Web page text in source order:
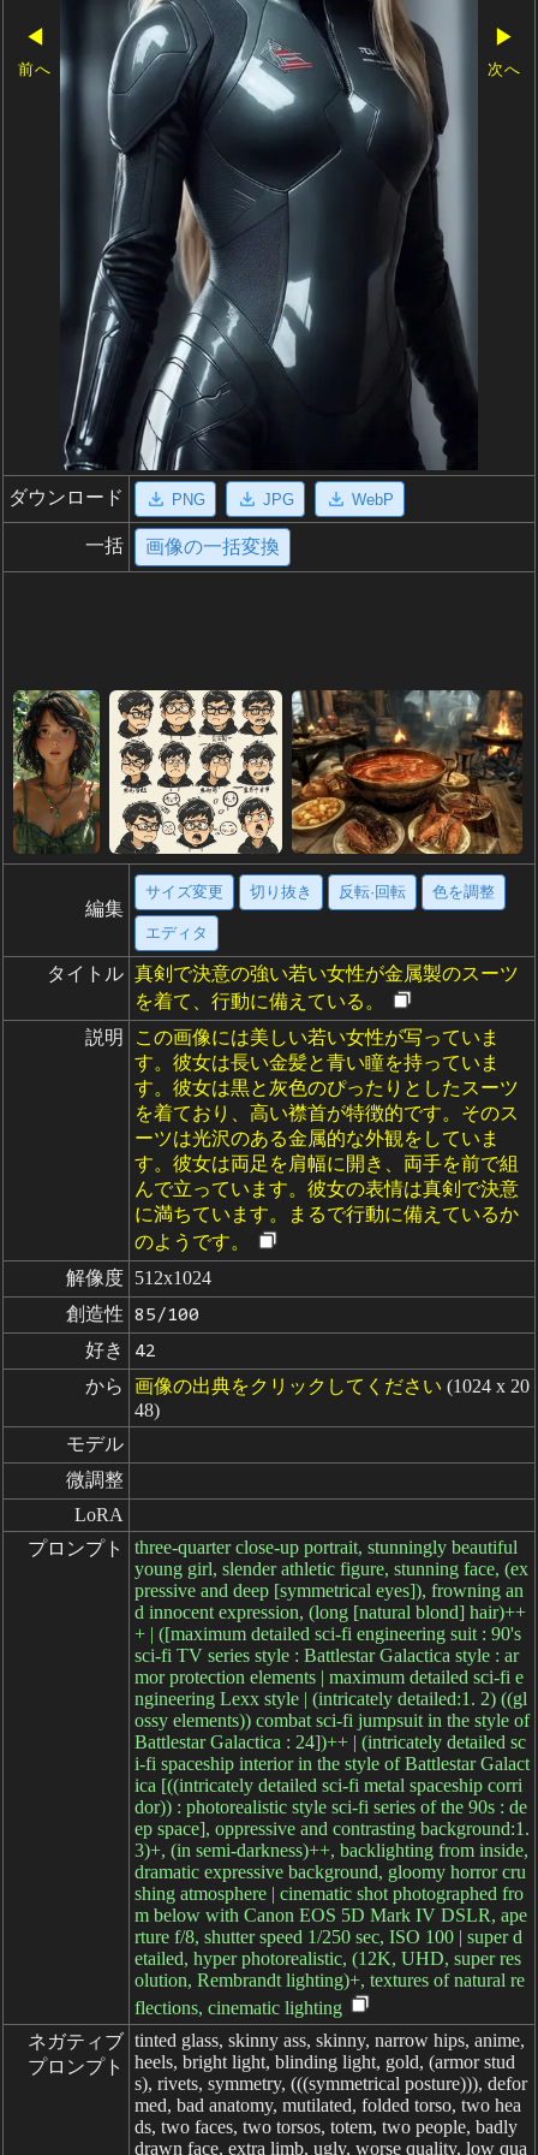
◀
前へ
▶
次へ
ダウンロード PNG JPG WebP
一括 画像の一括変換
編集
サイズ変更 切り抜き 反転·回転 色を調整
エディタ
タイトル 真剣で決意の強い若い女性が金属製のスーツ
を着て、行動に備えている。
説明
この画像には美しい若い女性が写っていま
す。彼女は長い金髪と青い瞳を持っていま
す。彼女は黒と灰色のぴったりとしたスーツ
を着ており、高い襟首が特徴的です。そのス
ーツは光沢のある金属的な外観をしていま
す。彼女は両足を肩幅に開き、両手を前で組
んで立っています。彼女の表情は真剣で決意
に満ちています。まるで行動に備えているか
のようです。
解像度 512x1024
創造性
85/100
好き 42
から 画像の出典をクリックしてください (1024 x 20
48)
モデル
微調整
LoRA
プロンプト
three-quarter close-up portrait, stunningly beautiful
young girl, slender athletic figure, stunning face, (ex
pressive and deep [symmetrical eyes]), frowning an
d innocent expression, (long [natural blond] hair)++
+ | ([maximum detailed sci-fi engineering suit : 90's
sci-fi TV series style : Battlestar Galactica style : ar
mor protection elements | maximum detailed sci-fi e
ngineering Lexx style | (intricately detailed:1. 2) ((gl
ossy elements)) combat sci-fi jumpsuit in the style of
Battlestar Galactica : 24])++ | (intricately detailed sc
i-fi spaceship interior in the style of Battlestar Galact
ica [((intricately detailed sci-fi metal spaceship corri
dor)) : photorealistic style sci-fi series of the 90s : de
ep space], oppressive and contrasting background:1.
3)+, (in semi-darkness)++, backlighting from inside,
dramatic expressive background, gloomy horror cru
shing atmosphere | cinematic shot photographed fro
m below with Canon EOS 5D Mark IV DSLR, ape
rture f/8, shutter speed 1/250 sec, ISO 100 | super d
etailed, hyper photorealistic, (12K, UHD, super res
olution, Rembrandt lighting)+, textures of natural re
flections, cinematic lighting
ネガティブ
プロンプト
tinted glass, skinny ass, skinny, narrow hips, anime,
heels, bright light, blinding light, gold, (armor stud
s), rivets, symmetry, (((symmetrical posture))), defor
med, bad anatomy, mutilated, folded torso, two hea
ds, two faces, two torsos, totem, two people, badly
drawn face, extra limb, ugly, worse quality, low qua